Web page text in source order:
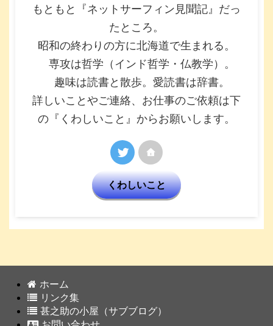
もともと『ネットサーフィン見聞記』だっ
たところ。
昭和の終わりの方に北海道で生まれる。
専攻は哲学（インド哲学・仏教学）。
趣味は読書と散歩。愛読書は辞書。
詳しいことやご連絡、お仕事のご依頼は下
の『くわしいこと』からお願いします。
くわしいこと
ホーム
リンク集
甚之助の小屋（サブブログ）